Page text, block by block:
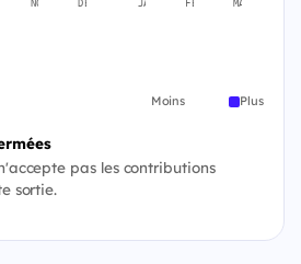
NOV. DÉC. JANV. FÉVR. MARS
Moins Plus
pas les contributions
sortie.